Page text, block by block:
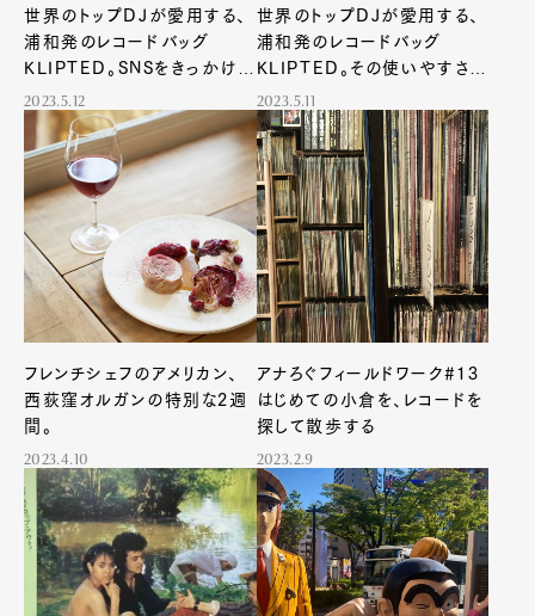
世界のトップDJが愛用する、
浦和発のレコードバッグ
KLIPTED。SNSをきっかけに
広がった、カスタマーとの熱い
つながり
2023.5.12
世界のトップDJが愛用する、
浦和発のレコードバッグ
KLIPTED。その使いやすさ
は、ひとりの職人のライフスタ
イルから生まれた
2023.5.11
フレンチシェフのアメリカン、
西荻窪オルガンの特別な2週
間。
2023.4.10
アナろぐフィールドワーク#13
はじめての小倉を、レコードを
探して散歩する
2023.2.9